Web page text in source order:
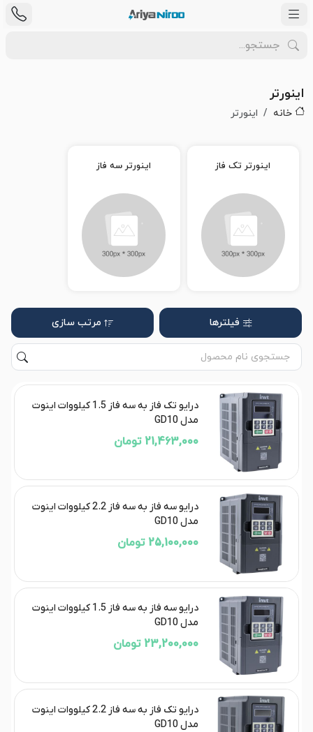
اینورتر
خانه اینورتر
اینورتر تک فاز اینورتر سه فاز
فیلترها مرتب سازی
درایو تک فاز به سه فاز 1.5 کیلووات اینوت
مدل GD10
21,463,000 تومان
درایو سه فاز به سه فاز 2.2 کیلووات اینوت
مدل GD10
25,100,000 تومان
درایو سه فاز به سه فاز 1.5 کیلووات اینوت
مدل GD10
23,200,000 تومان
درایو تک فاز به سه فاز 2.2 کیلووات اینوت
مدل GD10